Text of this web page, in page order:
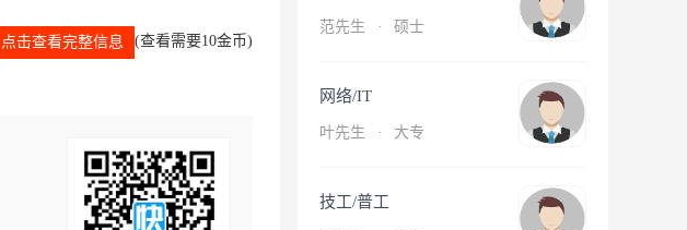
点击查看完整信息 (查看需要10金币)
范先生 · 硕士
网络/IT
叶先生 · 大专
技工/普工